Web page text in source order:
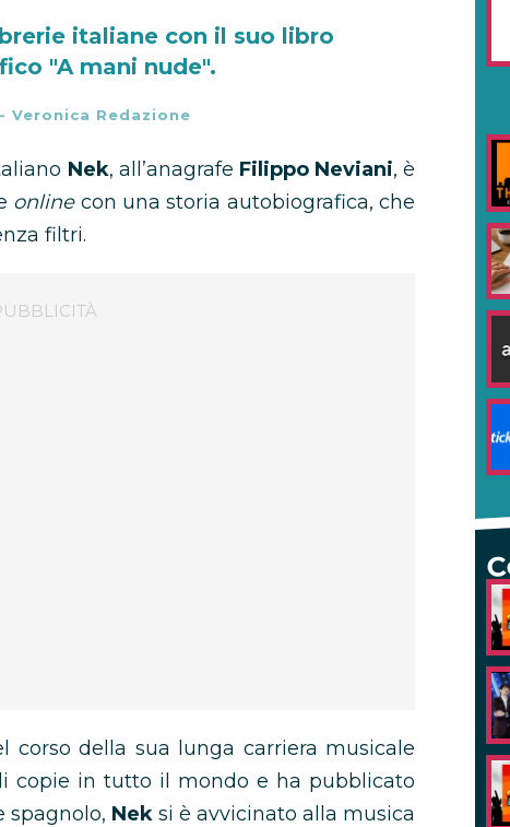
italiane con il suo libro
"A mani nude".
- Veronica Redazione
Nek, all’anagrafe Filippo Neviani, è
onlinecon una storia autobiografica, che
filtri.
corso della sua lunga carriera musicale
copie in tutto il mondo e ha pubblicato
spagnolo, Nek si è avvicinato alla musica